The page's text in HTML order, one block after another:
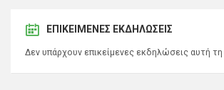
ΕΠΙΚΕΊΜΕΝΕΣ ΕΚΔΗΛΏΣΕΙΣ
Δεν υπάρχουν επικείμενες εκδηλώσεις αυτή τη